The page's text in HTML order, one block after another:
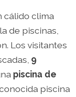
cálido clima
de piscinas,
Los visitantes
9
piscina de
piscina